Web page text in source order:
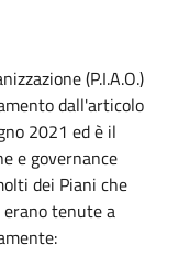
(P.I.A.O.)
dall'articolo
2021 ed è il
e governance
dei Piani che
tenute a